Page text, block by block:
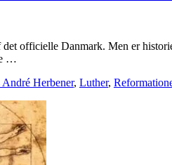
officielle Danmark. Men er
…
André Herbener, Luther,